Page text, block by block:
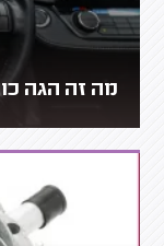
מה זה הגה